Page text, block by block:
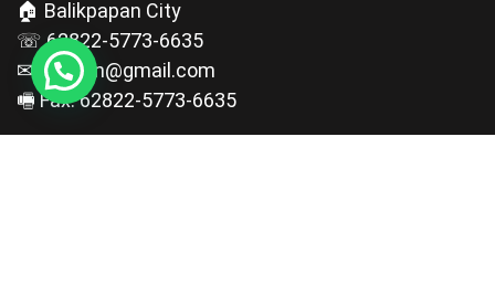
🏠 Balikpapan City
☏ 62822-5773-6635
✉ pgt.bpn@gmail.com
🖷 Fax: 62822-5773-6635